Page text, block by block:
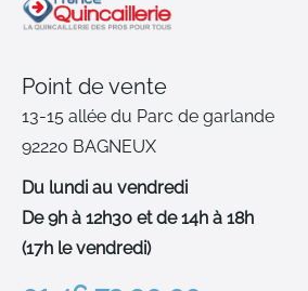
Point de vente
13-15 allée du Parc de garlande
92220 BAGNEUX
Du lundi au vendredi
De 9h à 12h30 et de 14h à 18h
(17h le vendredi)